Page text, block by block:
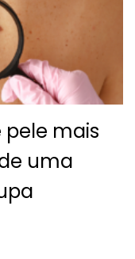
mais
uma